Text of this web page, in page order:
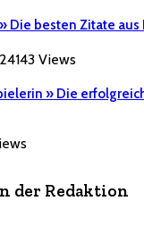
Die besten Zitate aus
143 Views
» Die
der Redaktion